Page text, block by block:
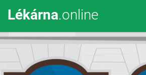
Lékárna.online